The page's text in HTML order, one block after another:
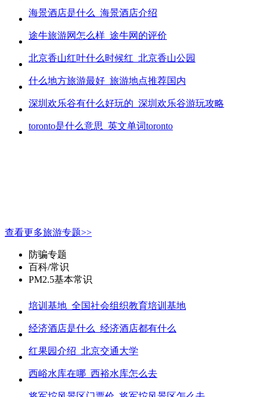
海景酒店是什么_海景酒店介绍
途牛旅游网怎么样_途牛网的评价
北京香山红叶什么时候红_北京香山公园
什么地方旅游最好_旅游地点推荐国内
深圳欢乐谷有什么好玩的_深圳欢乐谷游玩攻略
toronto是什么意思_英文单词toronto
查看更多旅游专题>>
防骗专题
百科/常识
PM2.5基本常识
培训基地_全国社会组织教育培训基地
经济酒店是什么_经济酒店都有什么
红果园介绍_北京交通大学
西峪水库在哪_西裕水库怎么去